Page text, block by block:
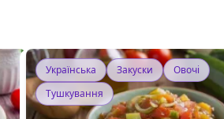
Українська Закуски
Овочі
Тушкування